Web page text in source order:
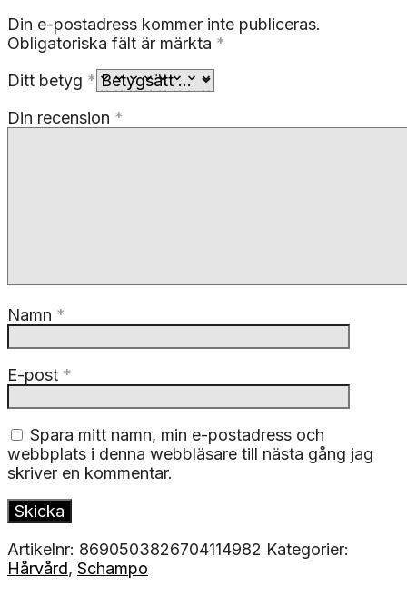
Din e-postadress kommer inte publiceras.
Obligatoriska fält är märkta *
Ditt betyg *
Din recension *
Namn *
E-post *
Spara mitt namn, min e-postadress och
webbplats i denna webbläsare till nästa gång jag
skriver en kommentar.
Artikelnr: 8690503826704114982 Kategorier:
Hårvård, Schampo